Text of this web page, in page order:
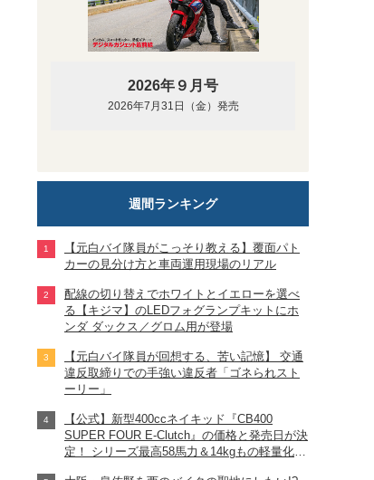
2026年９月号
2026年7月31日（金）発売
週間ランキング
【元白バイ隊員がこっそり教える】覆面パト
カーの見分け方と車両運用現場のリアル
配線の切り替えでホワイトとイエローを選べ
る【キジマ】のLEDフォグランプキットにホ
ンダ ダックス／グロム用が登場
【元白バイ隊員が回想する、苦い記憶】 交通
違反取締りでの手強い違反者「ゴネられスト
ーリー」
【公式】新型400ccネイキッド『CB400
SUPER FOUR E-Clutch』の価格と発売日が決
定！ シリーズ最高58馬力＆14kgもの軽量化!?